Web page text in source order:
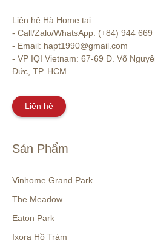
Liên hệ Hà Home tại:
- Call/Zalo/WhatsApp: (+84) 944 669
- Email: hapt1990@gmail.com
- VP IQI Vietnam: 67-69 Đ. Võ
Đức, TP. HCM
Liên hệ
Sản Phẩm
Vinhome Grand Park
The Meadow
Eaton Park
Ixora Hồ Tràm